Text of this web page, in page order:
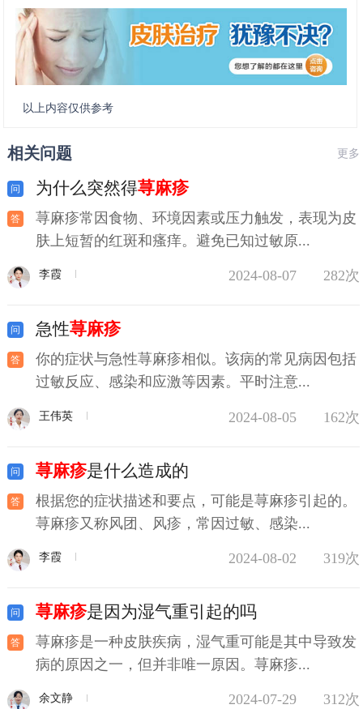
以上内容仅供参考
相关问题 更多
为什么突然得荨麻疹
荨麻疹常因食物、环境因素或压力触发，表现为皮
肤上短暂的红斑和瘙痒。避免已知过敏原...
李霞 2024-08-07 282次
急性荨麻疹
你的症状与急性荨麻疹相似。该病的常见病因包括
过敏反应、感染和应激等因素。平时注意...
王伟英 2024-08-05 162次
荨麻疹是什么造成的
根据您的症状描述和要点，可能是荨麻疹引起的。
荨麻疹又称风团、风疹，常因过敏、感染...
李霞 2024-08-02 319次
荨麻疹是因为湿气重引起的吗
荨麻疹是一种皮肤疾病，湿气重可能是其中导致发
病的原因之一，但并非唯一原因。荨麻疹...
余文静 2024-07-29 312次